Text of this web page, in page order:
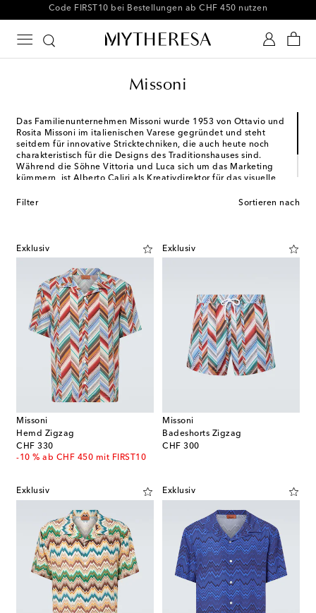
-10 % bei Ihrer ersten Bestellung auf ausgewählte Styles
Missoni
Das Familienunternehmen Missoni wurde 1953 von Ottavio und
Rosita Missoni im italienischen Varese gegründet und steht
seitdem für innovative Stricktechniken, die auch heute noch
charakteristisch für die Designs des Traditionshauses sind.
Während die Söhne Vittoria und Luca sich um das Marketing
kümmern, ist Alberto Caliri als Kreativdirektor für das visuelle
meisterhaft wie erfolgreich die farbenfrohen Zickzack- und
Filter Sortieren nach
Exklusiv
Missoni
Hemd Zigzag
CHF 330
original price
-10 % ab CHF 450 mit FIRST10
Exklusiv
Missoni
Badeshorts Zigzag
CHF 300
original price
Exklusiv Exklusiv